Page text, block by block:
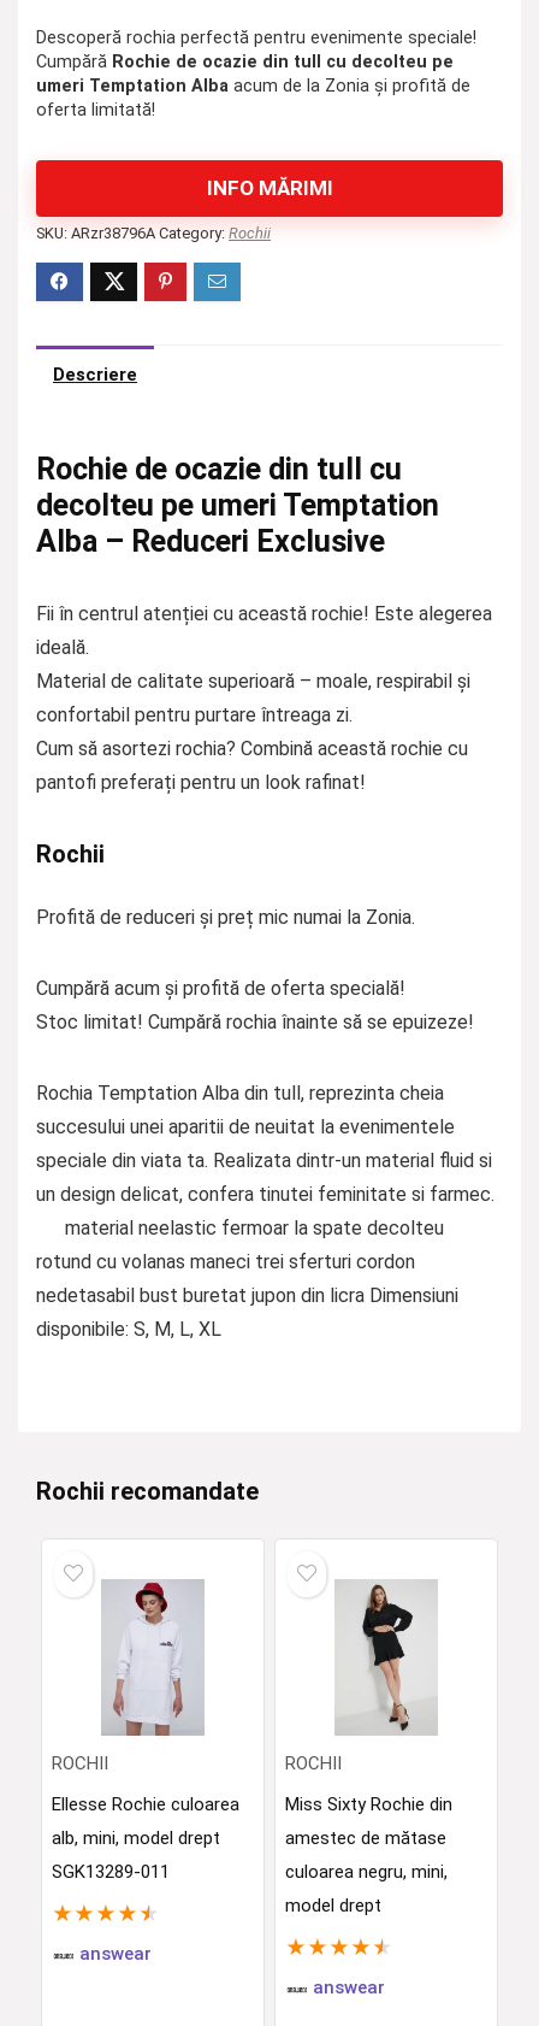
Descoperă rochia perfectă pentru evenimente speciale!
Cumpără Rochie de ocazie din tull cu decolteu pe
umeri Temptation Alba acum de la Zonia și profită de
oferta limitată!
INFO MĂRIMI
SKU: ARzr38796A Category: Rochii
Descriere
Rochie de ocazie din tull cu
decolteu pe umeri Temptation
Alba – Reduceri Exclusive
Fii în centrul atenției cu această rochie! Este alegerea
ideală.
Material de calitate superioară – moale, respirabil și
confortabil pentru purtare întreaga zi.
Cum să asortezi rochia? Combină această rochie cu
pantofi preferați pentru un look rafinat!
Rochii
Profită de reduceri și preț mic numai la Zonia.
Cumpără acum și profită de oferta specială!
Stoc limitat! Cumpără rochia înainte să se epuizeze!
Rochia Temptation Alba din tull, reprezinta cheia
succesului unei aparitii de neuitat la evenimentele
speciale din viata ta. Realizata dintr-un material fluid si
un design delicat, confera tinutei feminitate si farmec.
material neelastic fermoar la spate decolteu
rotund cu volanas maneci trei sferturi cordon
nedetasabil bust buretat jupon din licra Dimensiuni
disponibile: S, M, L, XL
Rochii recomandate
ROCHII
Ellesse Rochie culoarea
alb, mini, model drept
SGK13289-011
★ ★ ★ ★ ★
answear
ROCHII
Miss Sixty Rochie din
amestec de mătase
culoarea negru, mini,
model drept
★ ★ ★ ★ ★
answear